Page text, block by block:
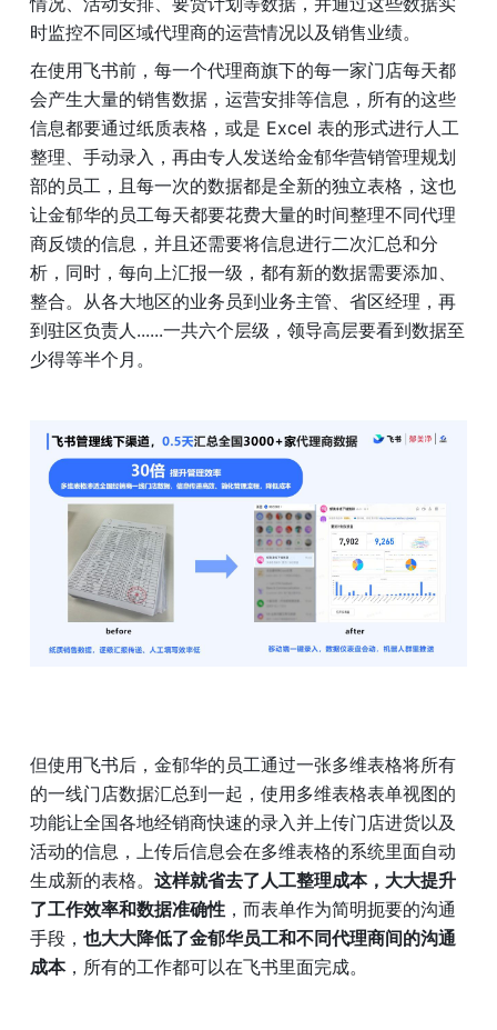
时监控不同区域代理商的运营情况以及销售业绩。
在使用飞书前，每一个代理商旗下的每一家门店每天都
会产生大量的销售数据，运营安排等信息，所有的这些
信息都要通过纸质表格，或是 Excel 表的形式进行人工
整理、手动录入，再由专人发送给金郁华营销管理规划
部的员工，且每一次的数据都是全新的独立表格，这也
让金郁华的员工每天都要花费大量的时间整理不同代理
商反馈的信息，并且还需要将信息进行二次汇总和分
析，同时，每向上汇报一级，都有新的数据需要添加、
整合。从各大地区的业务员到业务主管、省区经理，再
到驻区负责人......一共六个层级，领导高层要看到数据至
少得等半个月。
但使用飞书后，金郁华的员工通过一张多维表格将所有
的一线门店数据汇总到一起，使用多维表格表单视图的
功能让全国各地经销商快速的录入并上传门店进货以及
活动的信息，上传后信息会在多维表格的系统里面自动
生成新的表格。 这样就省去了人工整理成本，大大提升
了工作效率和数据准确性 ，而表单作为简明扼要的沟通
手段， 也大大降低了金郁华员工和不同代理商间的沟通
成本，所有的工作都可以在飞书里面完成。